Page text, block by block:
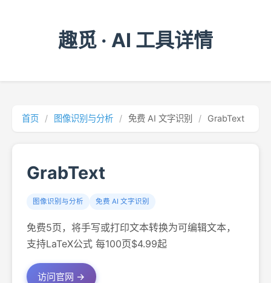
趣觅 · AI 工具详情
首页 / 图像识别与分析 / 免费 AI 文字识别 / GrabText
GrabText
图像识别与分析 免费 AI 文字识别
免费5页，将手写或打印文本转换为可编辑文本，
支持LaTeX公式 每100页$4.99起
访问官网 →